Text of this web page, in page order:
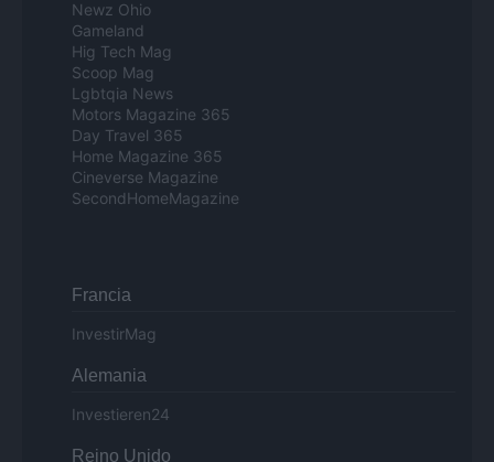
Newz Ohio
Gameland
Hig Tech Mag
Scoop Mag
Lgbtqia News
Motors Magazine 365
Day Travel 365
Home Magazine 365
Cineverse Magazine
SecondHomeMagazine
Francia
InvestirMag
Alemania
Investieren24
Reino Unido